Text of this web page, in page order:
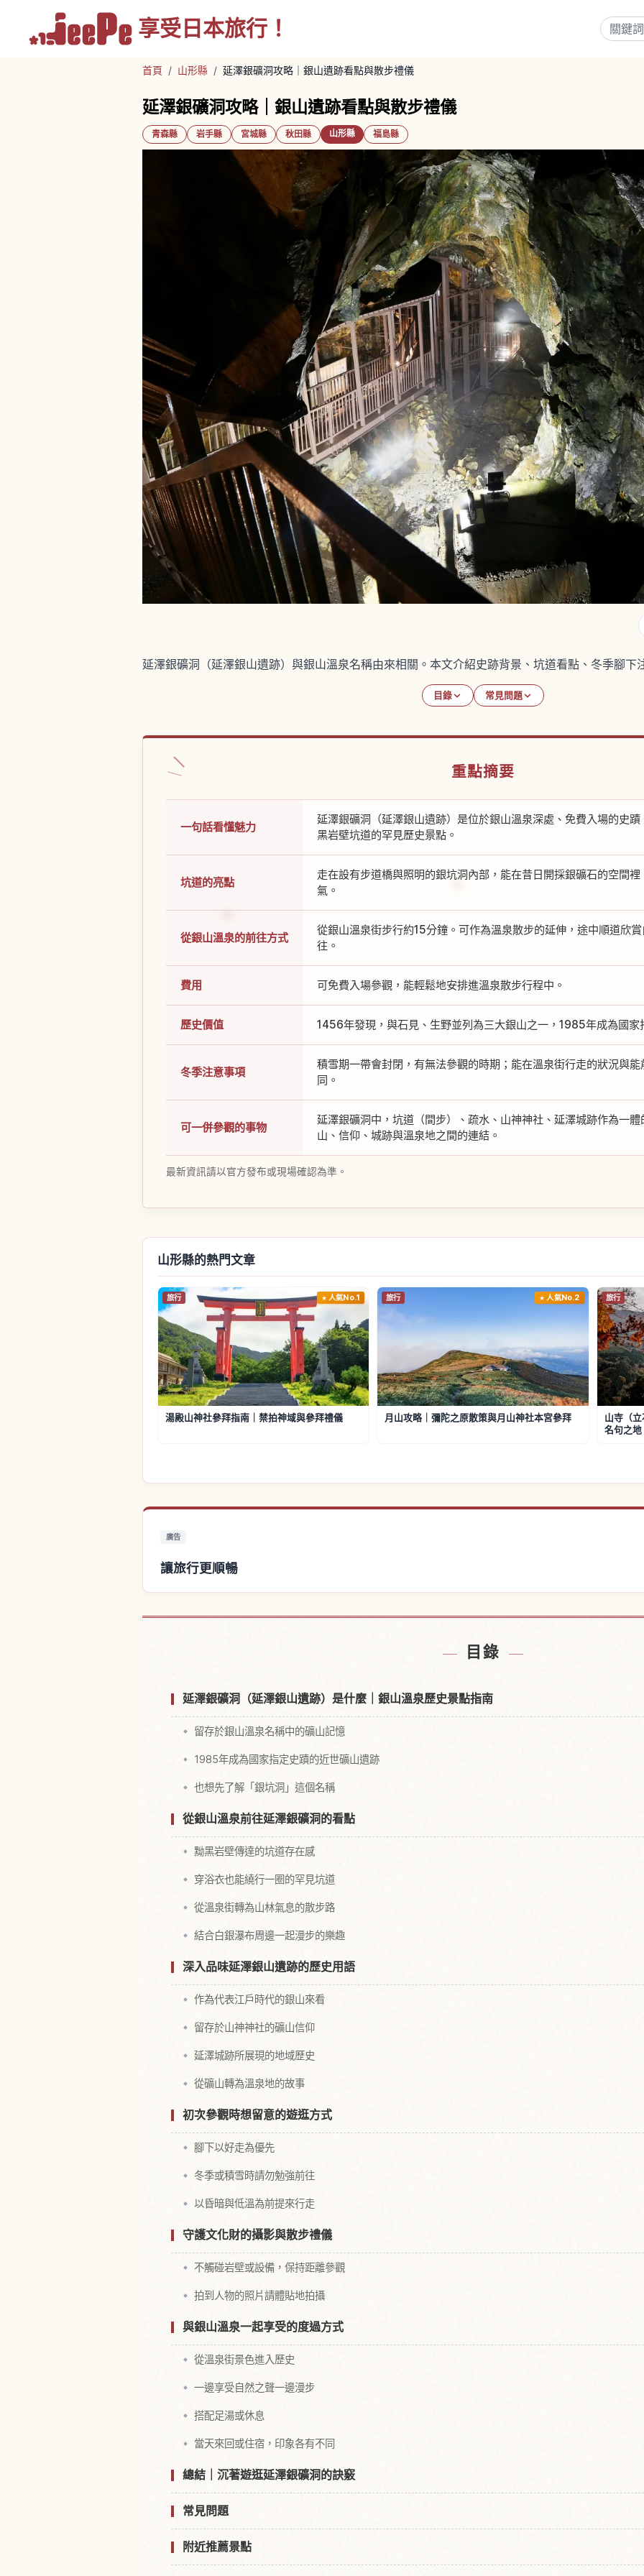
享受 日本旅行！
首頁 / 山形縣 / 延澤銀礦洞攻略｜銀山遺跡看點與散步禮儀
延澤銀礦洞攻略｜銀山遺跡看點與散步禮儀
青森縣 岩手縣 宮城縣 秋田縣 山形縣 福島縣
延澤銀礦洞（延澤銀山遺跡）與銀山溫泉名稱由來相關。本文介紹史跡背景、坑道看點、冬季腳下
目錄 常見問題
重點摘要
一句話看懂魅力
延澤銀礦洞（延澤銀山遺跡）是位於銀山溫泉深處、免費入場的史
黑岩壁坑道的罕見歷史景點。
坑道的亮點
走在設有步道橋與照明的銀坑洞內部，能在昔日開採銀礦石的空間
氣。
從銀山溫泉的前往方式
從銀山溫泉街步行約15分鐘。可作為溫泉散步的延伸，途中順道欣
往。
費用 可免費入場參觀，能輕鬆地安排進溫泉散步行程中。
歷史價值 1456年發現，與石見、生野並列為三大銀山之一，1985年成為國家
冬季注意事項
積雪期一帶會封閉，有無法參觀的時期；能在溫泉街行走的狀況與
同。
可一併參觀的事物
延澤銀礦洞中，坑道（間步）、疏水、山神神社、延澤城跡作為一
山、信仰、城跡與溫泉地之間的連結。
最新資訊請以官方發布或現場確認為準。
山形縣的熱門文章
旅行 人氣No.1
湯殿山神社參拜指南｜禁拍神域與參拜禮儀
旅行 人氣No.2
月山攻略｜彌陀之原散策與月山神社本宮參拜
旅行
山寺（
名句之地
廣告
讓旅行更順暢
目錄
延澤銀礦洞（延澤銀山遺跡）是什麼｜銀山溫泉歷史景點指南
留存於銀山溫泉名稱中的礦山記憶
1985年成為國家指定史蹟的近世礦山遺跡
也想先了解「銀坑洞」這個名稱
從銀山溫泉前往延澤銀礦洞的看點
黝黑岩壁傳達的坑道存在感
穿浴衣也能繞行一圈的罕見坑道
從溫泉街轉為山林氣息的散步路
結合白銀瀑布周邊一起漫步的樂趣
深入品味延澤銀山遺跡的歷史用語
作為代表江戶時代的銀山來看
留存於山神神社的礦山信仰
延澤城跡所展現的地域歷史
從礦山轉為溫泉地的故事
初次參觀時想留意的遊逛方式
腳下以好走為優先
冬季或積雪時請勿勉強前往
以昏暗與低溫為前提來行走
守護文化財的攝影與散步禮儀
不觸碰岩壁或設備，保持距離參觀
拍到人物的照片請體貼地拍攝
與銀山溫泉一起享受的度過方式
從溫泉街景色進入歷史
一邊享受自然之聲一邊漫步
搭配足湯或休息
當天來回或住宿，印象各有不同
總結｜沉著遊逛延澤銀礦洞的訣竅
常見問題
附近推薦景點